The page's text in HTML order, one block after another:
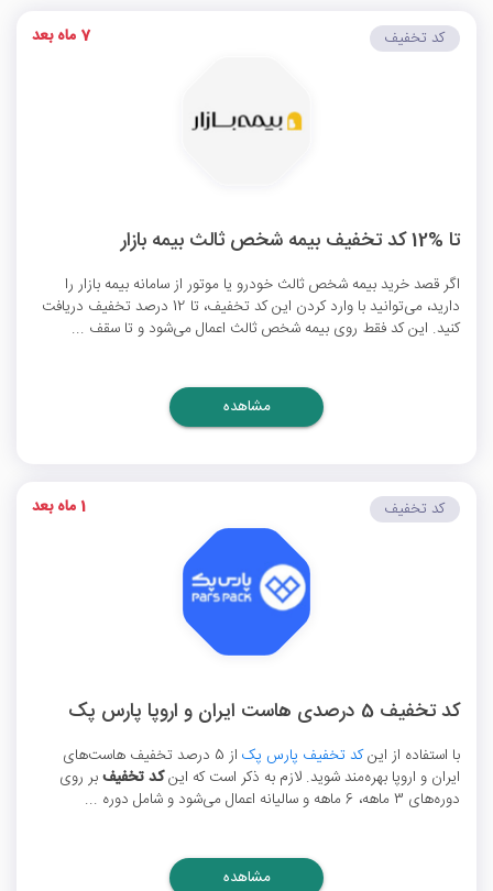
تا %12 کد تخفیف بیمه شخص ثالث بیمه بازار
اگر قصد خرید بیمه شخص ثالث خودرو یا موتور از سامانه بیمه بازار را
دارید، می‌توانید با وارد کردن این کد تخفیف، تا 12 درصد تخفیف دریافت
کنید. این کد فقط روی بیمه شخص ثالث اعمال می‌شود و تا سقف ...
کد تخفیف 7 ماه بعد
مشاهده
کد تخفیف 5 درصدی هاست ایران و اروپا پارس پک
با استفاده از اینکد تخفیف پارس پک
از 5 درصد تخفیف هاست‌های
ایران و اروپا بهره‌مند شوید. لازم به ذکر است که اینکد تخفیفبر روی
دوره‌های 3 ماهه، 6 ماهه و سالیانه اعمال می‌شود و شامل دوره ...
کد تخفیف 1 ماه بعد
مشاهده